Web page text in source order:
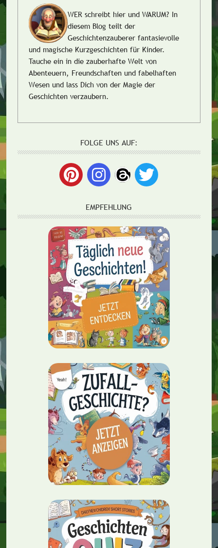
WER schreibt hier und WARUM? In
diesem Blog teilt der
Geschichtenzauberer fantasievolle
und magische Kurzgeschichten für Kinder.
Tauche ein in die zauberhafte Welt von
Abenteuern, Freundschaften und fabelhaften
Wesen und lass Dich von der Magie der
Geschichten verzaubern.
FOLGE UNS AUF:
EMPFEHLUNG